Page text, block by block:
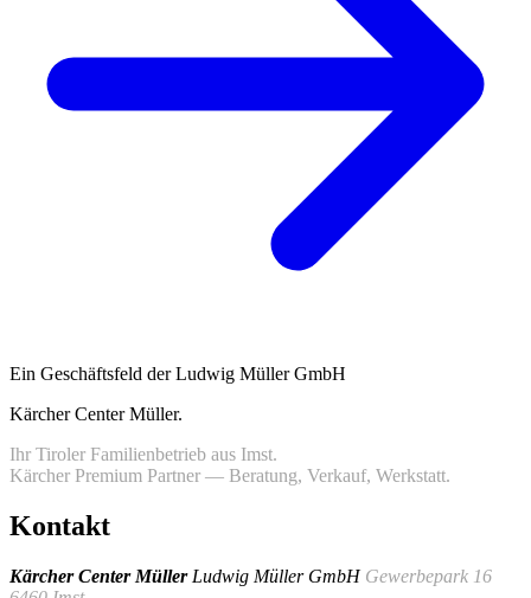
Ein Geschäftsfeld der Ludwig Müller GmbH
Kärcher Center Müller.
Ihr Tiroler Familienbetrieb aus Imst.
Kärcher Premium Partner — Beratung, Verkauf, Werkstatt.
Kontakt
Kärcher Center Müller Ludwig Müller GmbH Gewerbepark 16